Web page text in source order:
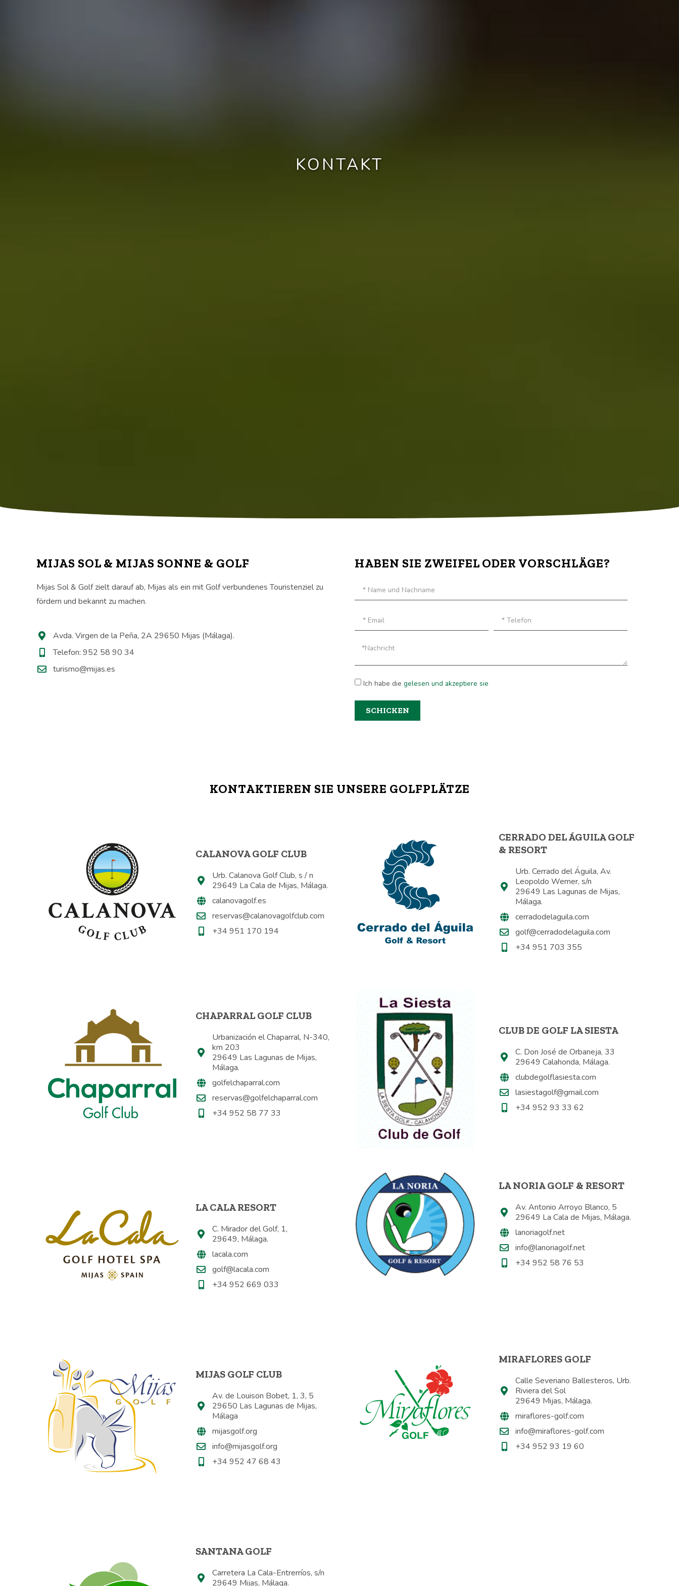
KONTAKT
MIJAS SOL & MIJAS SONNE & GOLF
Mijas Sol & Golf zielt darauf ab, Mijas als ein mit Golf verbundenes Touristenziel zu
fördern und bekannt zu machen.
Avda. Virgen de la Peña, 2A 29650 Mijas (Málaga).
Telefon: 952 58 90 34
turismo@mijas.es
HABEN SIE ZWEIFEL ODER VORSCHLÄGE?
Ich habe die gelesen und akzeptiere sie
SCHICKEN
KONTAKTIEREN SIE UNSERE GOLFPLÄTZE
CALANOVA GOLF CLUB
Urb. Calanova Golf Club, s / n
29649 La Cala de Mijas, Málaga.
calanovagolf.es
reservas@calanovagolfclub.com
+34 951 170 194
CERRADO DEL ÁGUILA GOLF
& RESORT
Urb. Cerrado del Águila, Av.
Leopoldo Werner, s/n
29649 Las Lagunas de Mijas,
Málaga.
cerradodelaguila.com
golf@cerradodelaguila.com
+34 951 703 355
CHAPARRAL GOLF CLUB
Urbanización el Chaparral, N-340,
km 203
29649 Las Lagunas de Mijas,
Málaga.
golfelchaparral.com
reservas@golfelchaparral.com
+34 952 58 77 33
CLUB DE GOLF LA SIESTA
C. Don José de Orbaneja, 33
29649 Calahonda, Málaga.
clubdegolflasiesta.com
lasiestagolf@gmail.com
+34 952 93 33 62
LA CALA RESORT
C. Mirador del Golf, 1,
29649, Málaga.
lacala.com
golf@lacala.com
+34 952 669 033
LA NORIA GOLF & RESORT
Av. Antonio Arroyo Blanco, 5
29649 La Cala de Mijas, Málaga.
lanoriagolf.net
info@lanoriagolf.net
+34 952 58 76 53
MIJAS GOLF CLUB
Av. de Louison Bobet, 1, 3, 5
29650 Las Lagunas de Mijas,
Málaga
mijasgolf.org
info@mijasgolf.org
+34 952 47 68 43
MIRAFLORES GOLF
Calle Severiano Ballesteros, Urb.
Riviera del Sol
29649 Mijas, Málaga.
miraflores-golf.com
info@miraflores-golf.com
+34 952 93 19 60
SANTANA GOLF
Carretera La Cala-Entrerríos, s/n
29649 Mijas, Málaga.